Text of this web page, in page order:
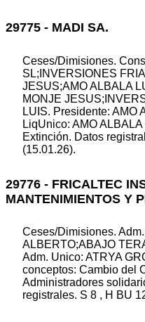
29775 - MADI SA.
Ceses/Dimisiones.
SL;INVERSIONES
JESUS;AMO ALBALA
MONJE
LUIS. Presidente: AMO
LiqUnico: AMO
Extinción. Datos
(15.01.26).
29776 - FRICALTEC
MANTENIMIENTOS Y
Ceses/Dimisiones.
ALBERTO;ABAJO
Adm. Unico: ATRYA
conceptos: Cambio del
Administradores
registrales. S 8 , H BU